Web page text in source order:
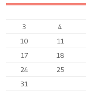
3
4
10
11
17
18
24
25
31